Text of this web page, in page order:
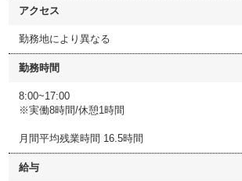
アクセス
勤務地により異なる
勤務時間
8:00~17:00
※実働8時間/休憩1時間
月間平均残業時間 16.5時間
給与